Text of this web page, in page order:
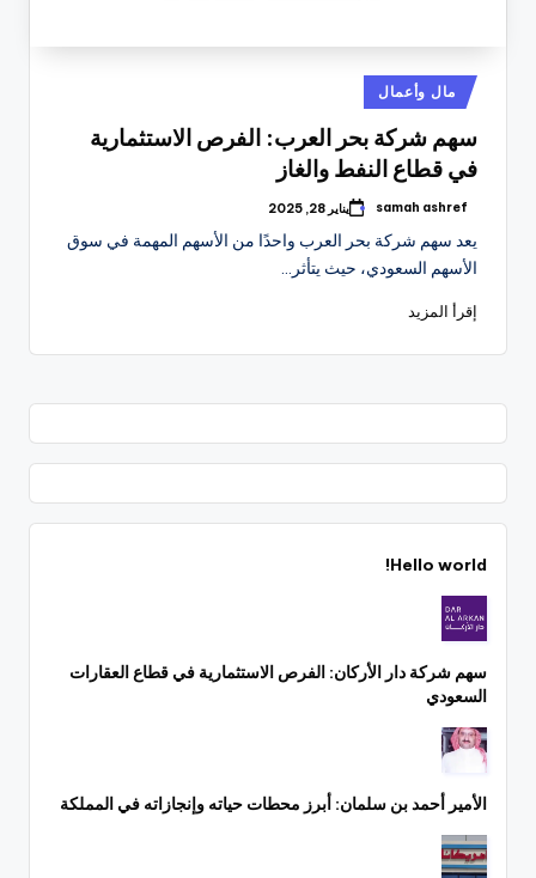
نُشر
في
مال وأعمال
سهم شركة بحر العرب: الفرص الاستثمارية
في قطاع النفط والغاز
تمّ
بواسطة
samah ashref يناير 28, 2025
يعد سهم شركة بحر العرب واحدًا من الأسهم المهمة في سوق
الأسهم السعودي، حيث يتأثر…
إقرأ المزيد
Hello world!
سهم شركة دار الأركان: الفرص الاستثمارية في قطاع العقارات
السعودي
الأمير أحمد بن سلمان: أبرز محطات حياته وإنجازاته في المملكة